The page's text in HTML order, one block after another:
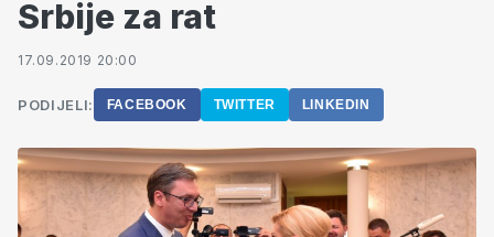
Srbije za rat
17.09.2019 20:00
PODIJELI: FACEBOOK TWITTER LINKEDIN